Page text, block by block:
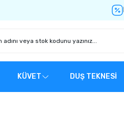
KÜVET DUŞ TEKNESİ